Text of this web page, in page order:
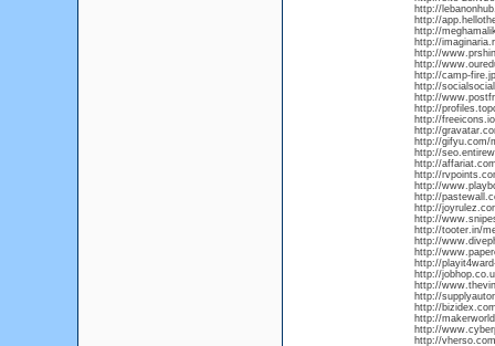
http://
http://
http://
http://
http://
http://
http://camp-
http://
http://
http://
http://
http://
http://gifyu.com/
http://
http://
http://
http://
http://
http://
http://
http://tooter.in/
http://
http://
http://
http://
http://
http://
http://
http://
http://
http://